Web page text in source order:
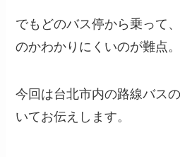
でもどのバス停から乗って
のかわかりにくいのが難点。
今回は台北市内の路線バス
いてお伝えします。